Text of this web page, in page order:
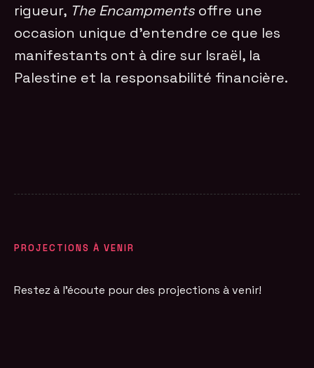
rigueur, The Encampments offre une
occasion unique d’entendre ce que les
manifestants ont à dire sur Israël, la
Palestine et la responsabilité financière.
PROJECTIONS À VENIR
Restez à l'écoute pour des projections à venir!